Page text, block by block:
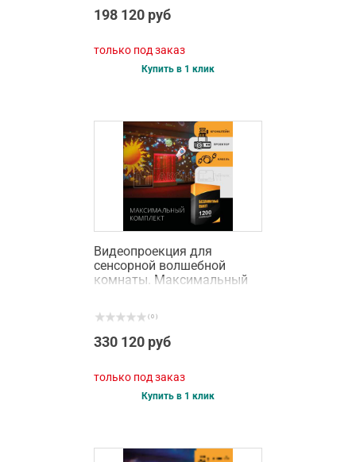
198 120 руб
только под заказ
Купить в 1 клик
Видеопроекция для
сенсорной волшебной
комнаты. Максимальный
( 0 )
330 120 руб
только под заказ
Купить в 1 клик